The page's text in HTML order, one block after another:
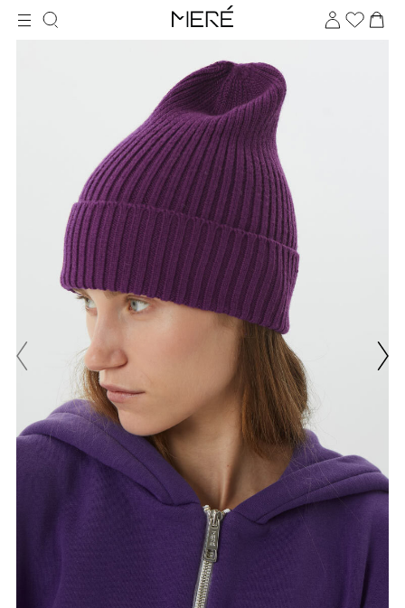
Для клиентов всех банков
Разбейте
оплатуна части
без переплат
График платежей
Добавляйте товары
в корзину
Оплачивайте сегодня только
% картой любого банка
Получайте товар